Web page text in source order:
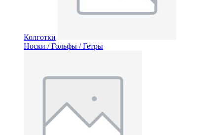
Колготки
Носки / Гольфы / Гетры